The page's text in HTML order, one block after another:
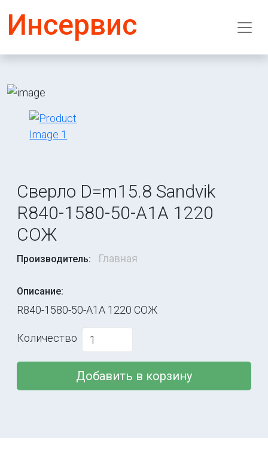
Инсервис
Сверло D=m15.8 Sandvik
R840-1580-50-A1A 1220
СОЖ
Производитель: Главная
Описание:
R840-1580-50-A1A 1220 СОЖ
Количество
Добавить в корзину